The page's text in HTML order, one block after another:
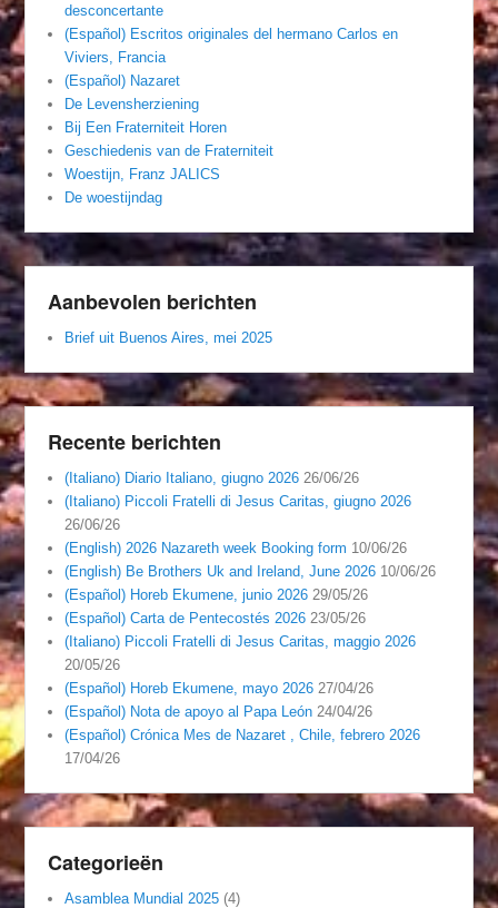
desconcertante
(Español) Escritos originales del hermano Carlos en
Viviers, Francia
(Español) Nazaret
De Levensherziening
Bij Een Fraterniteit Horen
Geschiedenis van de Fraterniteit
Woestijn, Franz JALICS
De woestijndag
Aanbevolen berichten
Brief uit Buenos Aires, mei 2025
Recente berichten
(Italiano) Diario Italiano, giugno 2026 26/06/26
(Italiano) Piccoli Fratelli di Jesus Caritas, giugno 2026
26/06/26
(English) 2026 Nazareth week Booking form 10/06/26
(English) Be Brothers Uk and Ireland, June 2026 10/06/26
(Español) Horeb Ekumene, junio 2026 29/05/26
(Español) Carta de Pentecostés 2026 23/05/26
(Italiano) Piccoli Fratelli di Jesus Caritas, maggio 2026
20/05/26
(Español) Horeb Ekumene, mayo 2026 27/04/26
(Español) Nota de apoyo al Papa León 24/04/26
(Español) Crónica Mes de Nazaret , Chile, febrero 2026
17/04/26
Categorieën
Asamblea Mundial 2025 (4)